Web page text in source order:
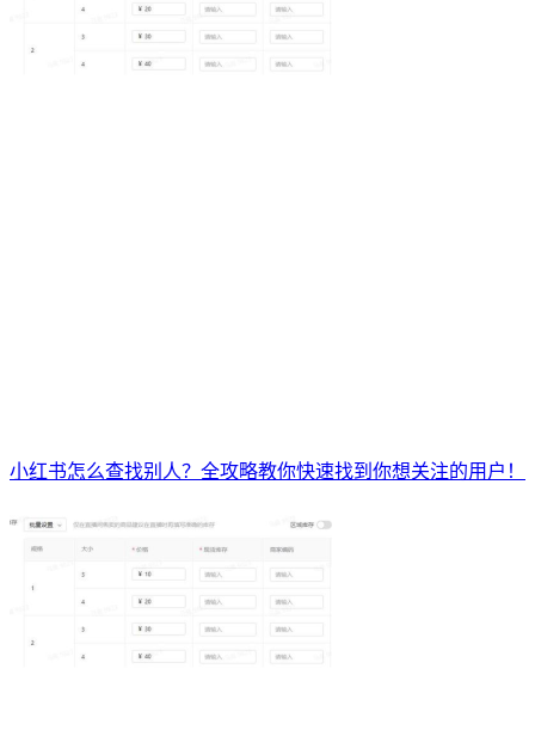
小红书怎么查找别人？全攻略教你快速找到你想关注的用户！